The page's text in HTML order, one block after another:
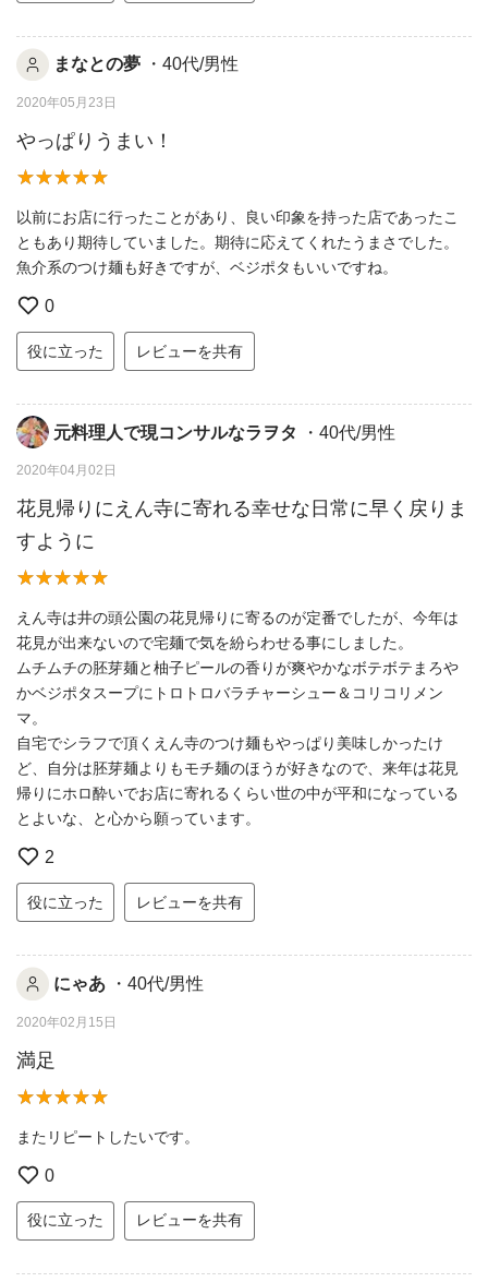
まなとの夢 ・40代/男性
2020年05月23日
やっぱりうまい！
以前にお店に行ったことがあり、良い印象を持った店であったこ
ともあり期待していました。期待に応えてくれたうまさでした。
魚介系のつけ麺も好きですが、ベジポタもいいですね。
0
役に立った レビューを共有
元料理人で現コンサルなラヲタ ・40代/男性
2020年04月02日
花見帰りにえん寺に寄れる幸せな日常に早く戻りま
すように
えん寺は井の頭公園の花見帰りに寄るのが定番でしたが、今年は
花見が出来ないので宅麺で気を紛らわせる事にしました。
ムチムチの胚芽麺と柚子ピールの香りが爽やかなボテボテまろや
かベジポタスープにトロトロバラチャーシュー＆コリコリメン
マ。
自宅でシラフで頂くえん寺のつけ麺もやっぱり美味しかったけ
ど、自分は胚芽麺よりもモチ麺のほうが好きなので、来年は花見
帰りにホロ酔いでお店に寄れるくらい世の中が平和になっている
とよいな、と心から願っています。
2
役に立った レビューを共有
にゃあ ・40代/男性
2020年02月15日
満足
またリピートしたいです。
0
役に立った レビューを共有